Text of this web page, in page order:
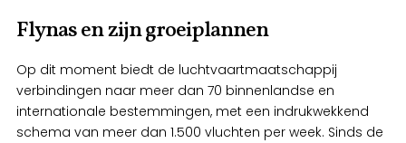
Flynas en zijn groeiplannen
Op dit moment biedt de luchtvaartmaatschappij
verbindingen naar meer dan 70 binnenlandse en
internationale bestemmingen, met een indrukwekkend
schema van meer dan 1.500 vluchten per week. Sinds de